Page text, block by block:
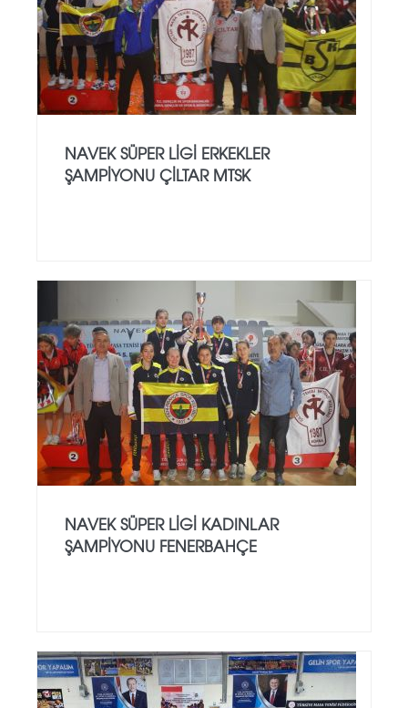
NAVEK SÜPER LİGİ ERKEKLER
ŞAMPİYONU ÇİLTAR MTSK
NAVEK SÜPER LİGİ KADINLAR
ŞAMPİYONU FENERBAHÇE